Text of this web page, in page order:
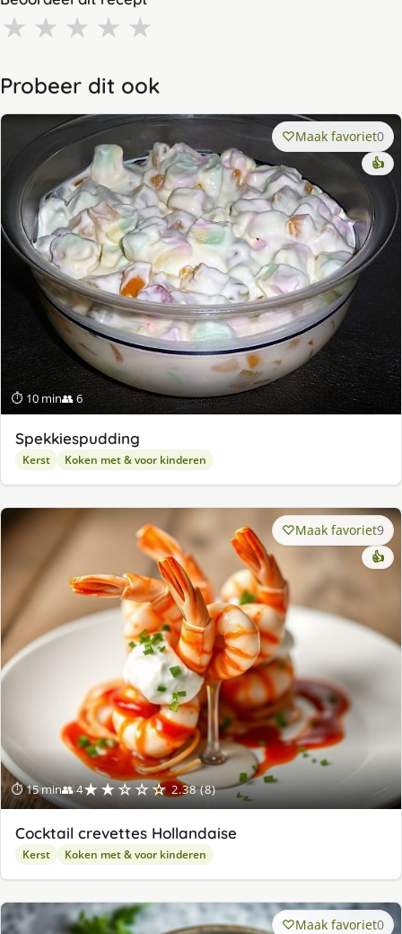
★ ★ ★ ★ ★
Probeer dit ook
⏱ 10 min👥 6
Maak favoriet0
👍
Spekkiespudding
Kerst Koken met & voor kinderen
⏱ 15 min👥 4★★☆☆☆ 2.38 (8)
Maak favoriet9
👍
Cocktail crevettes Hollandaise
Kerst Koken met & voor kinderen
Maak favoriet0